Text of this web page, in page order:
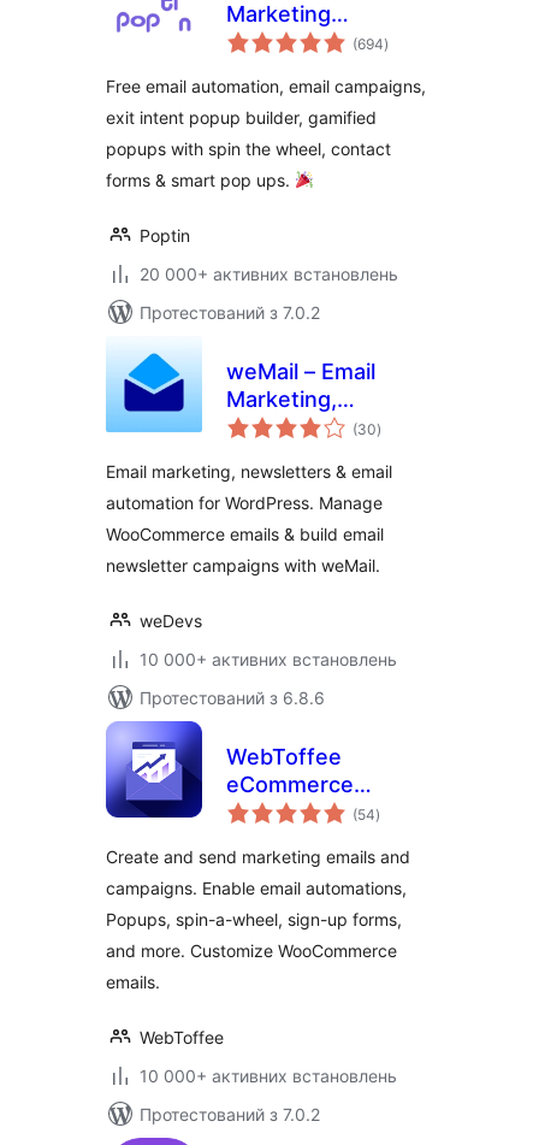
Marketing
Automation,
Pop Ups, Email
Popups
(694загальний
рейтинг
)
Free email automation, email campaigns,
exit intent popup builder, gamified
popups with spin the wheel, contact
forms & smart pop ups.
Poptin
20 000+ активних встановлень
Протестований з 7.0.2
weMail – Email
Marketing,
Newsletters Builder
Automations for
WooCommerce
(30загальний
рейтинг
)
Email marketing, newsletters & email
automation for WordPress. Manage
WooCommerce emails & build email
newsletter campaigns with weMail.
weDevs
10 000+ активних встановлень
Протестований з 6.8.6
WebToffee
eCommerce
Marketing
marketing, Popups,
Email customizer
(54загальний
рейтинг
)
Create and send marketing emails and
campaigns. Enable email automations,
Popups, spin-a-wheel, sign-up forms,
and more. Customize WooCommerce
emails.
WebToffee
10 000+ активних встановлень
Протестований з 7.0.2